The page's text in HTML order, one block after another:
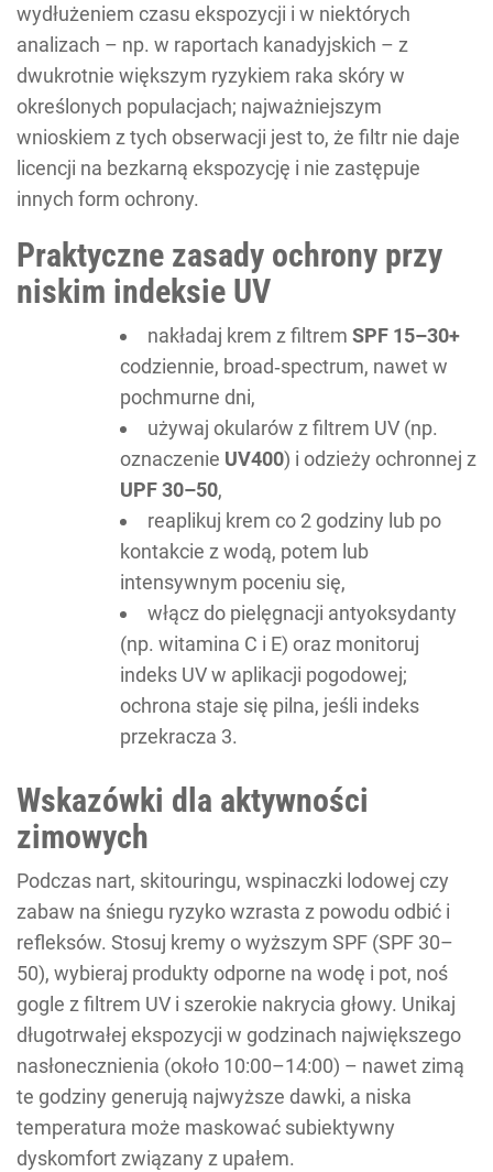
wydłużeniem czasu ekspozycji i w niektórych
analizach – np. w raportach kanadyjskich – z
dwukrotnie większym ryzykiem raka skóry w
określonych populacjach; najważniejszym
wnioskiem z tych obserwacji jest to, że filtr nie daje
licencji na bezkarną ekspozycję i nie zastępuje
innych form ochrony.
Praktyczne zasady ochrony przy
niskim indeksie UV
nakładaj krem z filtrem SPF 15–30+
codziennie, broad‑spectrum, nawet w
pochmurne dni,
używaj okularów z filtrem UV (np.
oznaczenie UV400) i odzieży ochronnej z
UPF 30–50,
reaplikuj krem co 2 godziny lub po
kontakcie z wodą, potem lub
intensywnym poceniu się,
włącz do pielęgnacji antyoksydanty
(np. witamina C i E) oraz monitoruj
indeks UV w aplikacji pogodowej;
ochrona staje się pilna, jeśli indeks
przekracza 3.
Wskazówki dla aktywności
zimowych
Podczas nart, skitouringu, wspinaczki lodowej czy
zabaw na śniegu ryzyko wzrasta z powodu odbić i
refleksów. Stosuj kremy o wyższym SPF (SPF 30–
50), wybieraj produkty odporne na wodę i pot, noś
gogle z filtrem UV i szerokie nakrycia głowy. Unikaj
długotrwałej ekspozycji w godzinach największego
nasłonecznienia (około 10:00–14:00) – nawet zimą
te godziny generują najwyższe dawki, a niska
temperatura może maskować subiektywny
dyskomfort związany z upałem.